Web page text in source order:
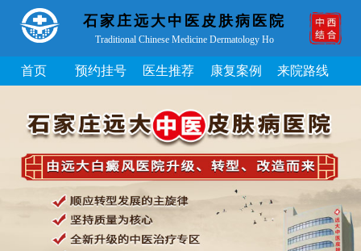
石家庄远大中医皮肤病医院
Traditional Chinese Medicine Dermatology Ho
首页 预约挂号 医生推荐 康复案例 来院路线